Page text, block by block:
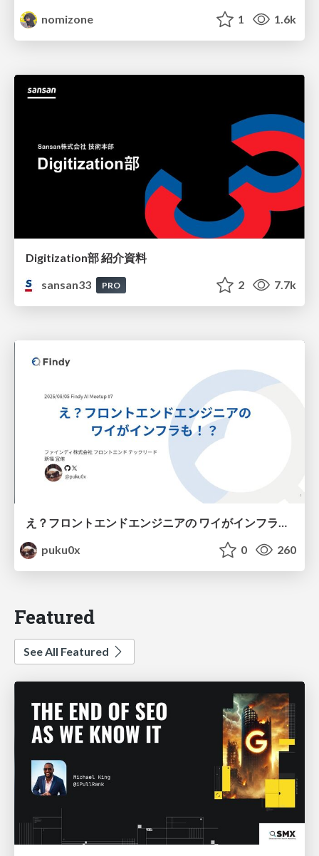
nomizone
1 1.6k
Digitization部 紹介資料
sansan33
PRO 2 7.7k
え？フロントエンドエンジニアの ワイがインフラも！？
puku0x
0 260
Featured
See All Featured